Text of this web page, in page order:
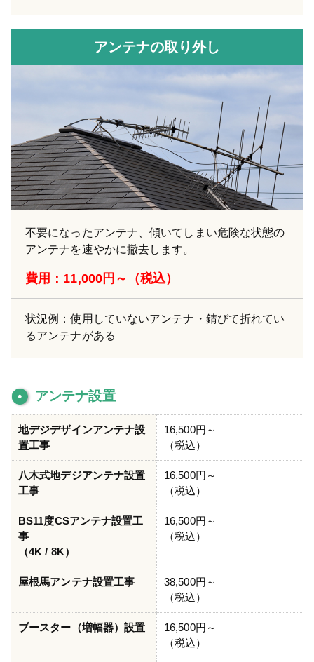
アンテナの取り外し
不要になったアンテナ、傾いてしまい危険な状態の
アンテナを速やかに撤去します。
費用：11,000円～（税込）
状況例：使用していないアンテナ・錆びて折れてい
るアンテナがある
アンテナ設置
地デジデザインアンテナ設
置工事
16,500円～
（税込）
八木式地デジアンテナ設置
工事
16,500円～
（税込）
BS11度CSアンテナ設置工
事
（4K / 8K）
16,500円～
（税込）
屋根馬アンテナ設置工事
38,500円～
（税込）
ブースター（増幅器）設置
16,500円～
（税込）